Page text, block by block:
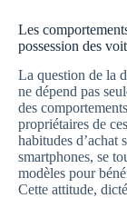
Les
possession des
La question de la
ne dépend pas
des
propriétaires de
habitudes d’achat
smartphones, se
modèles pour
Cette attitude,